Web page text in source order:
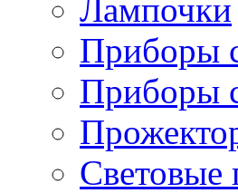
Лампочки
Приборы
Приборы
Световые